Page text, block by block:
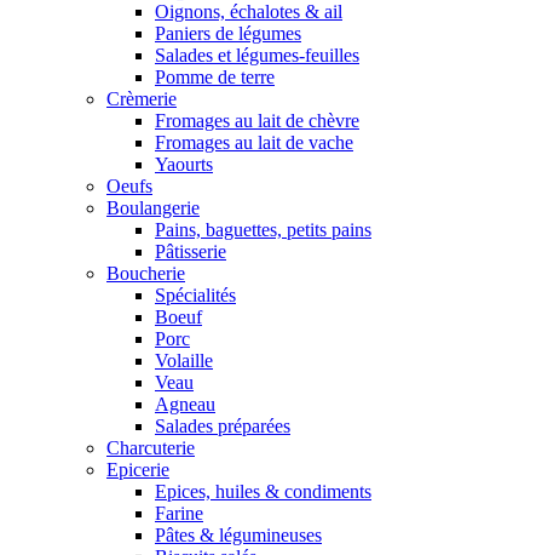
Oignons, échalotes & ail
Paniers de légumes
Salades et légumes-feuilles
Pomme de terre
Crèmerie
Fromages au lait de chèvre
Fromages au lait de vache
Yaourts
Oeufs
Boulangerie
Pains, baguettes, petits pains
Pâtisserie
Boucherie
Spécialités
Boeuf
Porc
Volaille
Veau
Agneau
Salades préparées
Charcuterie
Epicerie
Epices, huiles & condiments
Farine
Pâtes & légumineuses